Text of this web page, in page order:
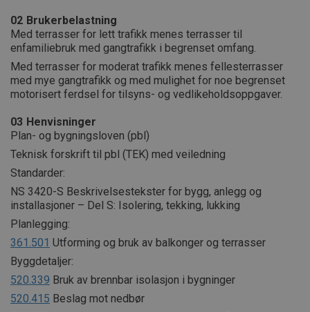
02 Brukerbelastning
Med terrasser for lett trafikk menes terrasser til
enfamiliebruk med gangtrafikk i begrenset omfang.
Med terrasser for moderat trafikk menes fellesterrasser
med mye gangtrafikk og med mulighet for noe begrenset
motorisert ferdsel for tilsyns- og vedlikeholdsoppgaver.
03 Henvisninger
Plan- og bygningsloven (pbl)
Teknisk forskrift til pbl (TEK) med veiledning
Standarder:
NS 3420-S Beskrivelsestekster for bygg, anlegg og
installasjoner – Del S: Isolering, tekking, lukking
Planlegging:
361.501 Utforming og bruk av balkonger og terrasser
Byggdetaljer:
520.339 Bruk av brennbar isolasjon i bygninger
520.415 Beslag mot nedbør